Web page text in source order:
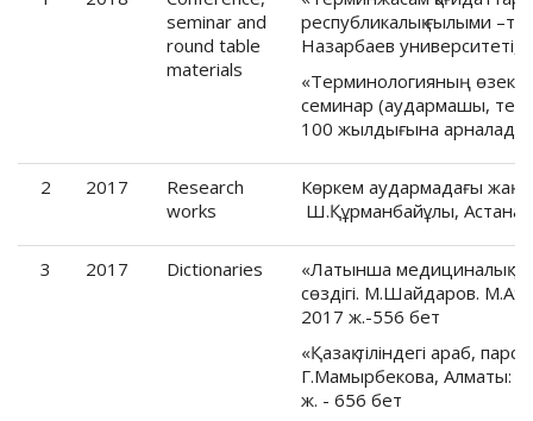
seminar and
round table
materials
республикалық ғылыми
Назарбаев университеті,
«Терминологияның өзекті
семинар (аудармашы,
100 жылдығына
2 2017
Research
works
Көркем аудармадағы
Ш.Құрманбайұлы,
3 2017 Dictionaries
«Латынша медициналық
сөздігі. М.Шайдаров.
2017 ж.-556 бет
«Қазақ тіліндегі араб,
Г.Мамырбекова, Алматы:
ж. - 656 бет